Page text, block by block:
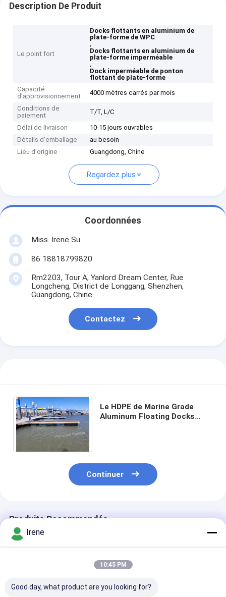
Description De Produit
Le point fort
Docks flottants en aluminium de
plate-forme de WPC
,
Docks flottants en aluminium de
plate-forme imperméable
,
Dock imperméable de ponton
flottant de plate-forme
Capacité
d'approvisionnement
4000 mètres carrés par mois
Conditions de
paiement
T/T, L/C
Délai de livraison
10-15 jours ouvrables
Détails d'emballage
au besoin
Lieu d'origine
Guangdong, Chine
Regardez plus
Coordonnées
Miss. Irene Su
86 18818799820
Rm2203, Tour A, Yanlord Dream Center, Rue
Longcheng, District de Longgang, Shenzhen,
Guangdong, Chine
Contactez
Le HDPE de Marine Grade
Aluminum Floating Docks
Continuer
Produits Recommandés
Irene
10:45 PM
Good day, what product are you looking for?